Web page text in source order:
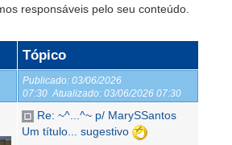
responsáveis pelo seu conteúdo.
Tópico
Publicado: 03/06/2026
07:30 Atualizado: 03/06/2026 07:30
Re: ~^...^~ p/ MarySSantos
Um título... sugestivo